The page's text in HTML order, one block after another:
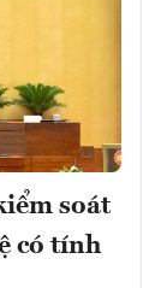
soát
có tính